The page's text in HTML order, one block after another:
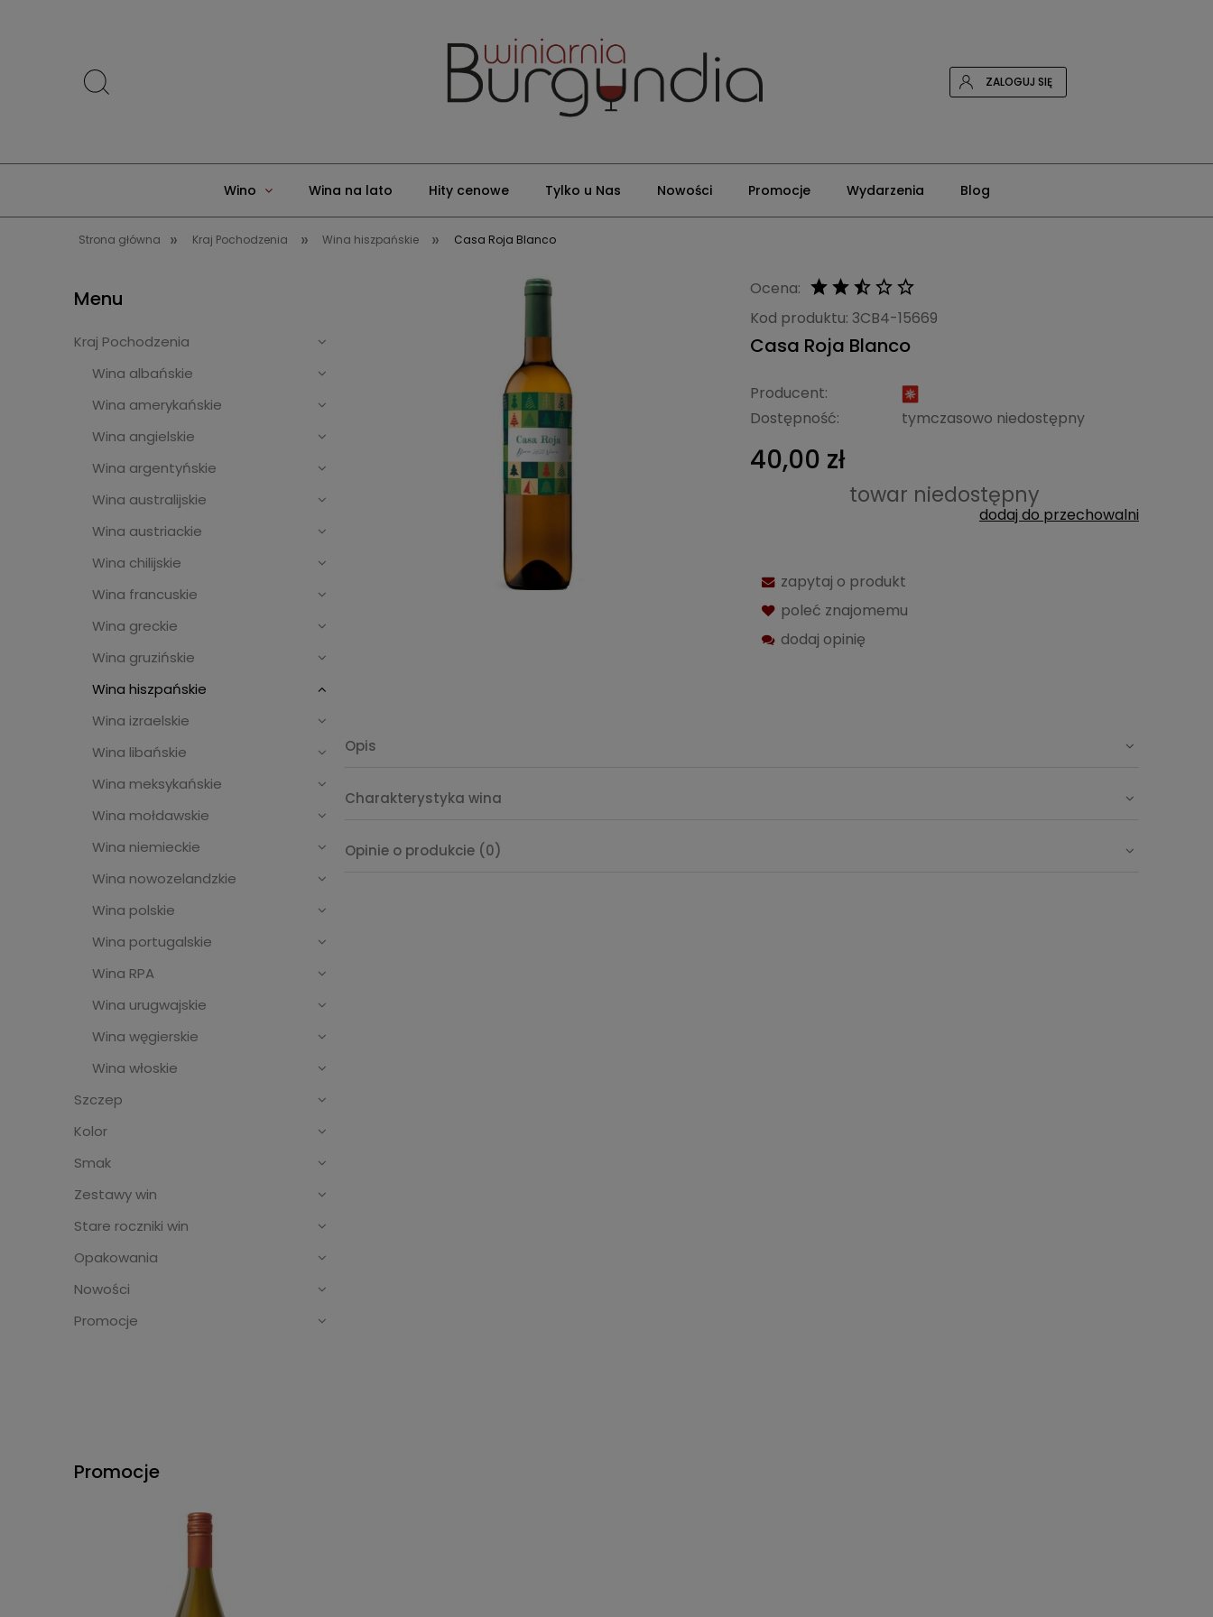
ZALOGUJ SIĘ
Wino Wina na lato Hity cenowe Tylko u Nas Nowości Promocje Wydarzenia Blog
Strona główna » Kraj Pochodzenia » Wina hiszpańskie » Casa Roja Blanco
Menu
Kraj Pochodzenia
Wina albańskie
Wina amerykańskie
Wina angielskie
Wina argentyńskie
Wina australijskie
Wina austriackie
Wina chilijskie
Wina francuskie
Wina greckie
Wina gruzińskie
Wina hiszpańskie
Wina izraelskie
Wina libańskie
Wina meksykańskie
Wina mołdawskie
Wina niemieckie
Wina nowozelandzkie
Wina polskie
Wina portugalskie
Wina RPA
Wina urugwajskie
Wina węgierskie
Wina włoskie
Szczep
Kolor
Smak
Zestawy win
Stare roczniki win
Opakowania
Nowości
Promocje
Promocje
Ocena:
Kod produktu: 3CB4-15669
Casa Roja Blanco
Producent:
Dostępność:
tymczasowo niedostępny
40,00 zł
towar niedostępny
dodaj do przechowalni
zapytaj o produkt
poleć znajomemu
dodaj opinię
Opis
Charakterystyka wina
Opinie o produkcie (0)